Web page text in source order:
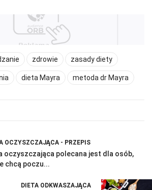
zdrowie zasady diety
dieta Mayra metoda dr Mayra
OCZYSZCZAJĄCA - PRZEPIS
oczyszczająca polecana jest dla osób,
chcą poczu...
DIETA ODKWASZAJĄCA